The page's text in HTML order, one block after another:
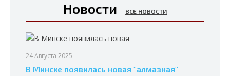
Новости ВСЕ НОВОСТИ
24 Августа 2025
В Минске появилась новая "алмазная"